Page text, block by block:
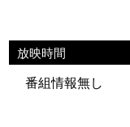
放映時間
番組情報無し